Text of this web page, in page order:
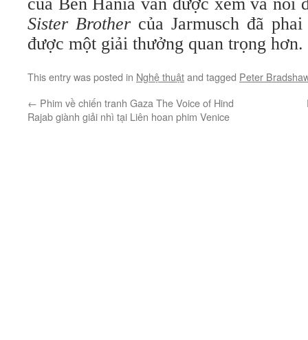
Sister Brother của Jarmusch đã
được một giải thưởng quan trọng hơn.
This entry was posted in Nghệ thuậtand tagged Peter
← Phim về chiến tranh Gaza The Voice of Hind
Rajab giành giải nhì tại Liên hoan phim Venice